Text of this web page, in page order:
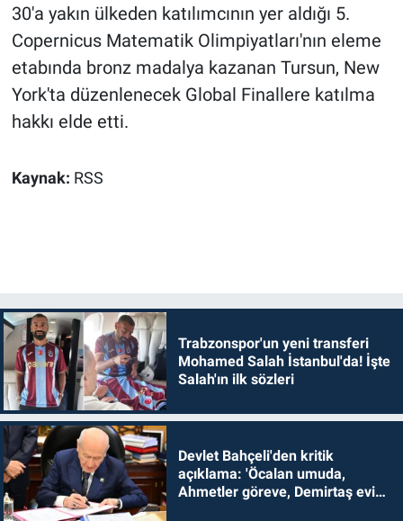
30'a yakın ülkeden katılımcının yer aldığı 5.
Copernicus Matematik Olimpiyatları'nın eleme
etabında bronz madalya kazanan Tursun, New
York'ta düzenlenecek Global Finallere katılma
hakkı elde etti.
Kaynak: RSS
Trabzonspor'un yeni transferi
Mohamed Salah İstanbul'da! İşte
Salah'ın ilk sözleri
Devlet Bahçeli'den kritik
açıklama: 'Öcalan umuda,
Ahmetler göreve, Demirtaş evine